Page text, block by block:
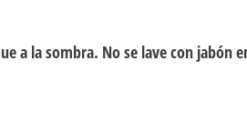
a la sombra. No se lave con jabón